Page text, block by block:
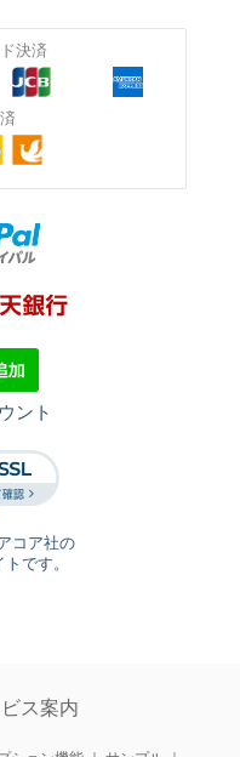
決済
ント
コア社の
です。
ス案内